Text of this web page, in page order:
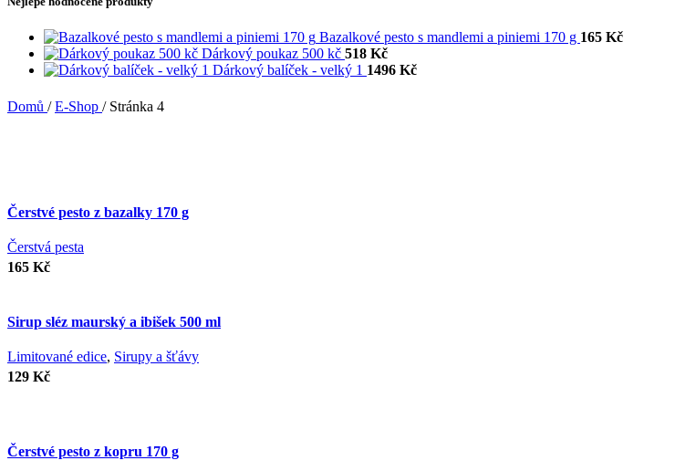
Bazalkové pesto s mandlemi a piniemi 170 g 165 Kč
Dárkový poukaz 500 kč 518 Kč
Dárkový balíček - velký 1 1496 Kč
Domů / E-Shop / Stránka 4
Čerstvé pesto z bazalky 170 g
Čerstvá pesta
165 Kč
Sirup sléz maurský a ibišek 500 ml
Limitované edice, Sirupy a šťávy
129 Kč
Čerstvé pesto z kopru 170 g